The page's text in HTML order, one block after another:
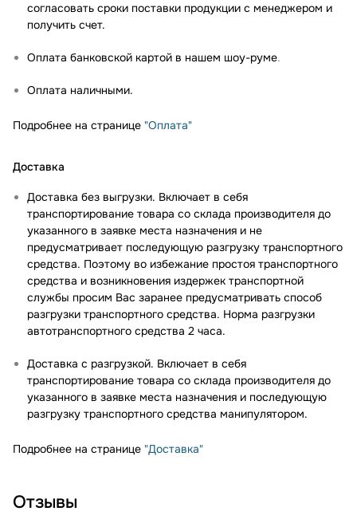
согласовать сроки поставки продукции с менеджером и
получить счет.
Оплата банковской картой в нашем шоу-руме.
Оплата наличными.
Подробнее на странице "Оплата"
Доставка
Доставка без выгрузки. Включает в себя
транспортирование товара со склада производителя до
указанного в заявке места назначения и не
предусматривает последующую разгрузку транспортного
средства. Поэтому во избежание простоя транспортного
средства и возникновения издержек транспортной
службы просим Вас заранее предусматривать способ
разгрузки транспортного средства. Норма разгрузки
автотранспортного средства 2 часа.
Доставка с разгрузкой. Включает в себя
транспортирование товара со склада производителя до
указанного в заявке места назначения и последующую
разгрузку транспортного средства манипулятором.
Подробнее на странице "Доставка"
Отзывы